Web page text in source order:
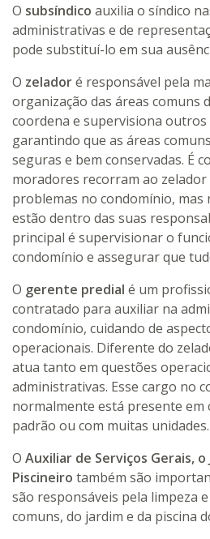
O subsíndico auxilia o síndico
administrativas e de
pode substituí-lo em sua
O zeladoré responsável pela
organização das áreas comuns
coordena e supervisiona
garantindo que as áreas
seguras e bem conservadas. É
moradores recorram ao
problemas no condomínio, mas
estão dentro das suas
principal é supervisionar o
condomínio e assegurar que
O gerente predial é um
contratado para auxiliar na
condomínio, cuidando de
operacionais. Diferente do
atua tanto em questões
administrativas. Esse cargo no
normalmente está presente em
padrão ou com muitas unidades.
O Auxiliar de Serviços Gerais, o
Piscineiro também são
são responsáveis pela limpeza
comuns, do jardim e da piscina